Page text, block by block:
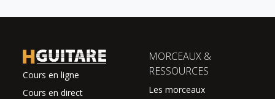
Cours en ligne
Cours en direct
MORCEAUX &
RESSOURCES
Les morceaux